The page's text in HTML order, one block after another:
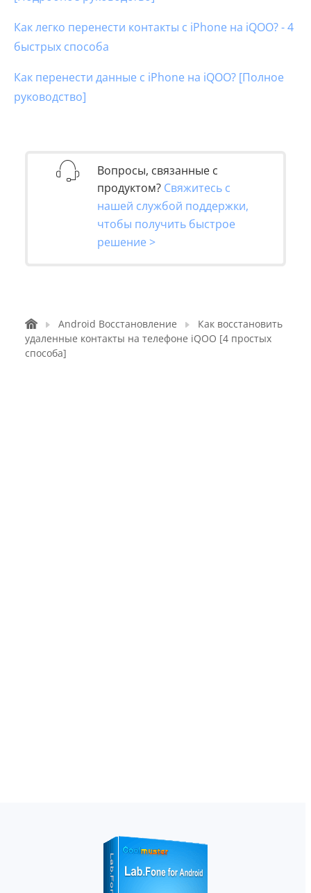
Как легко перенести контакты с iPhone на iQOO? - 4
быстрых способа
Как перенести данные с iPhone на iQOO? [Полное
руководство]
Вопросы, связанные с
продуктом? Свяжитесь с
нашей службой поддержки,
чтобы получить быстрое
решение >
Android Восстановление
Как восстановить
удаленные контакты на телефоне iQOO [4 простых
способа]